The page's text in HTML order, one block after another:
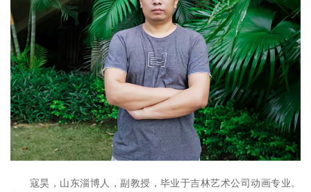
寇昊，山东淄博人，副教授，毕业于吉林艺术公司动画专业。